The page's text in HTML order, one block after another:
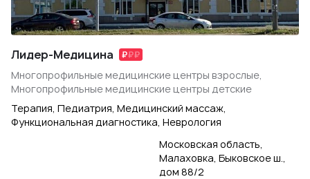
Лидер-Медицина
Многопрофильные медицинские центры взрослые,
Многопрофильные медицинские центры детские
Терапия, Педиатрия, Медицинский массаж,
Функциональная диагностика, Неврология
Московская область,
Малаховка, Быковское ш.,
дом 88/2